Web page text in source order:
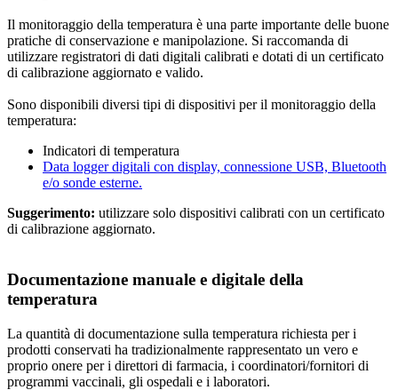
Il monitoraggio della temperatura è una parte importante delle buone
pratiche di conservazione e manipolazione. Si raccomanda di
utilizzare registratori di dati digitali calibrati e dotati di un certificato
di calibrazione aggiornato e valido.
Sono disponibili diversi tipi di dispositivi per il monitoraggio della
temperatura:
Indicatori di temperatura
Data logger digitali con display, connessione USB, Bluetooth
e/o sonde esterne.
Suggerimento: utilizzare solo dispositivi calibrati con un certificato
di calibrazione aggiornato.
Documentazione manuale e digitale della
temperatura
La quantità di documentazione sulla temperatura richiesta per i
prodotti conservati ha tradizionalmente rappresentato un vero e
proprio onere per i direttori di farmacia, i coordinatori/fornitori di
programmi vaccinali, gli ospedali e i laboratori.